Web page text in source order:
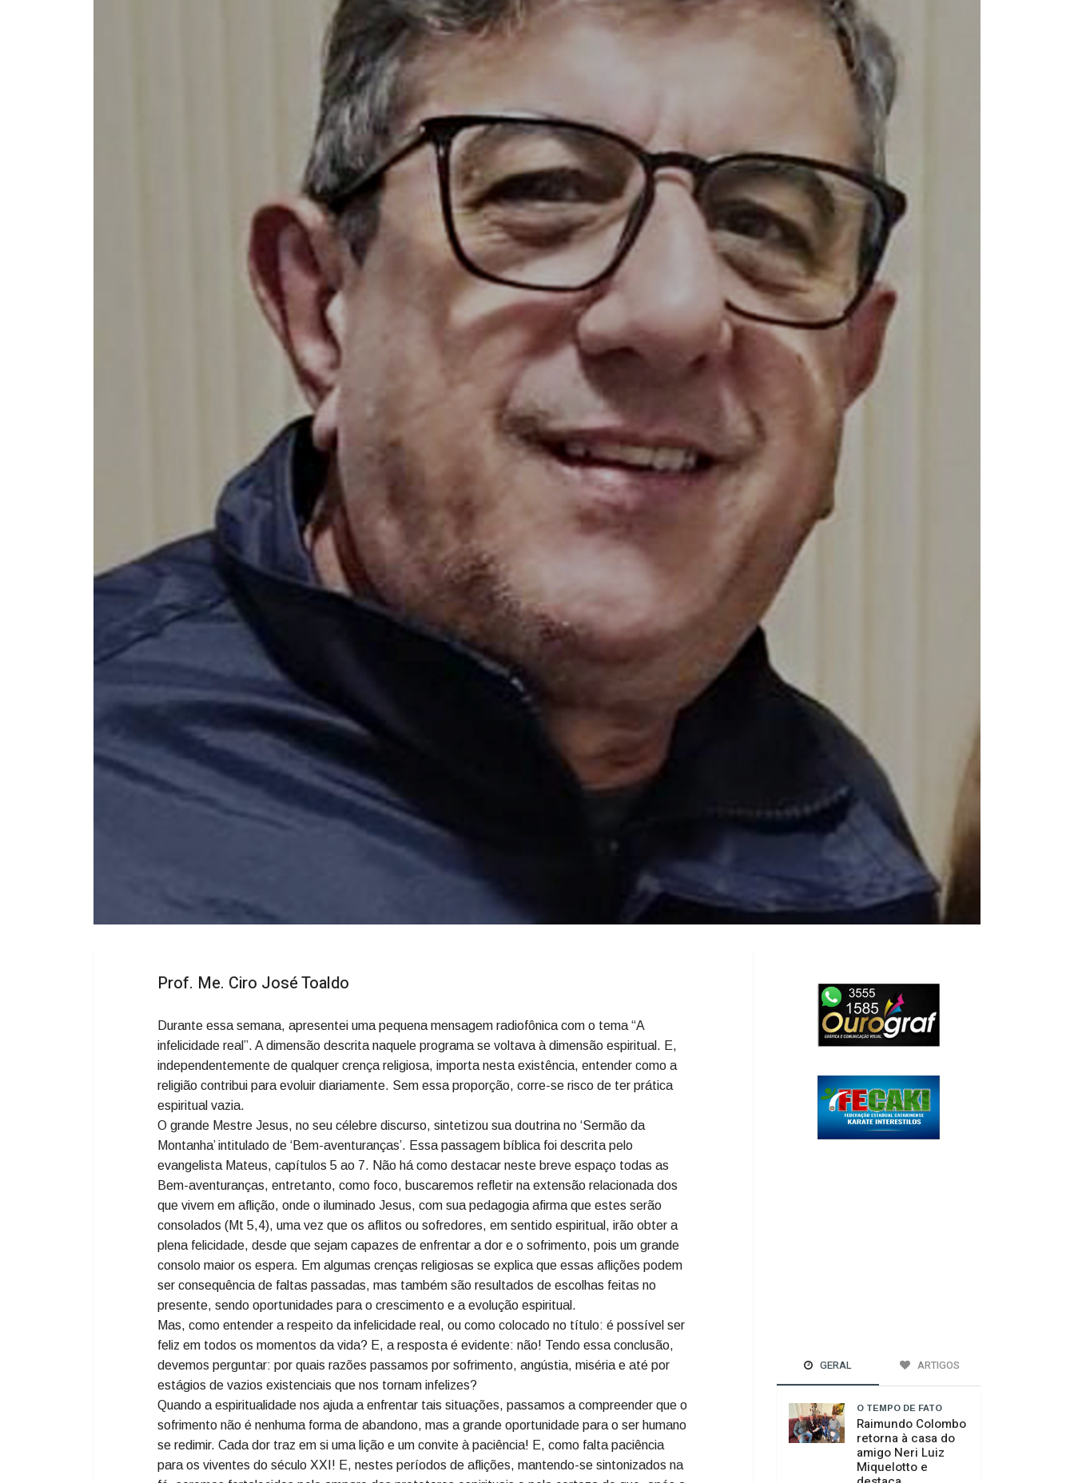
Prof. Me. Ciro José Toaldo
Durante essa semana, apresentei uma pequena mensagem radiofônica com o tema “A
infelicidade real”. A dimensão descrita naquele programa se voltava à dimensão espiritual. E,
independentemente de qualquer crença religiosa, importa nesta existência, entender como a
religião contribui para evoluir diariamente. Sem essa proporção, corre-se risco de ter prática
espiritual vazia.
O grande Mestre Jesus, no seu célebre discurso, sintetizou sua doutrina no ‘Sermão da
Montanha’ intitulado de ‘Bem-aventuranças’. Essa passagem bíblica foi descrita pelo
evangelista Mateus, capítulos 5 ao 7. Não há como destacar neste breve espaço todas as
Bem-aventuranças, entretanto, como foco, buscaremos refletir na extensão relacionada dos
que vivem em aflição, onde o iluminado Jesus, com sua pedagogia afirma que estes serão
consolados (Mt 5,4), uma vez que os aflitos ou sofredores, em sentido espiritual, irão obter a
plena felicidade, desde que sejam capazes de enfrentar a dor e o sofrimento, pois um grande
consolo maior os espera. Em algumas crenças religiosas se explica que essas aflições podem
ser consequência de faltas passadas, mas também são resultados de escolhas feitas no